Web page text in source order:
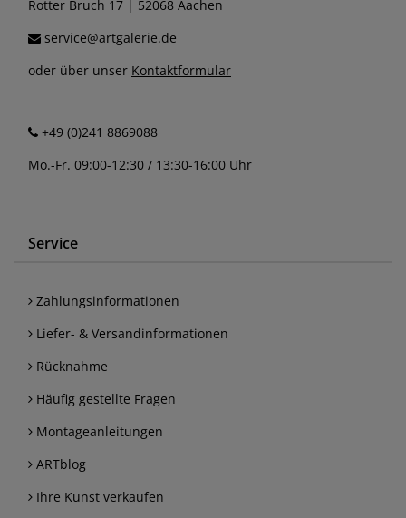
Rotter Bruch 17 | 52068 Aachen
service@artgalerie.de
oder über unser Kontaktformular
+49 (0)241 8869088
Mo.-Fr. 09:00-12:30 / 13:30-16:00 Uhr
Service
Zahlungsinformationen
Liefer- & Versandinformationen
Rücknahme
Häufig gestellte Fragen
Montageanleitungen
ARTblog
Ihre Kunst verkaufen